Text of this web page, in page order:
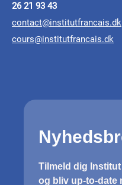
26 21 93 43
contact@institutfrancais.dk
cours@institutfrancais.dk